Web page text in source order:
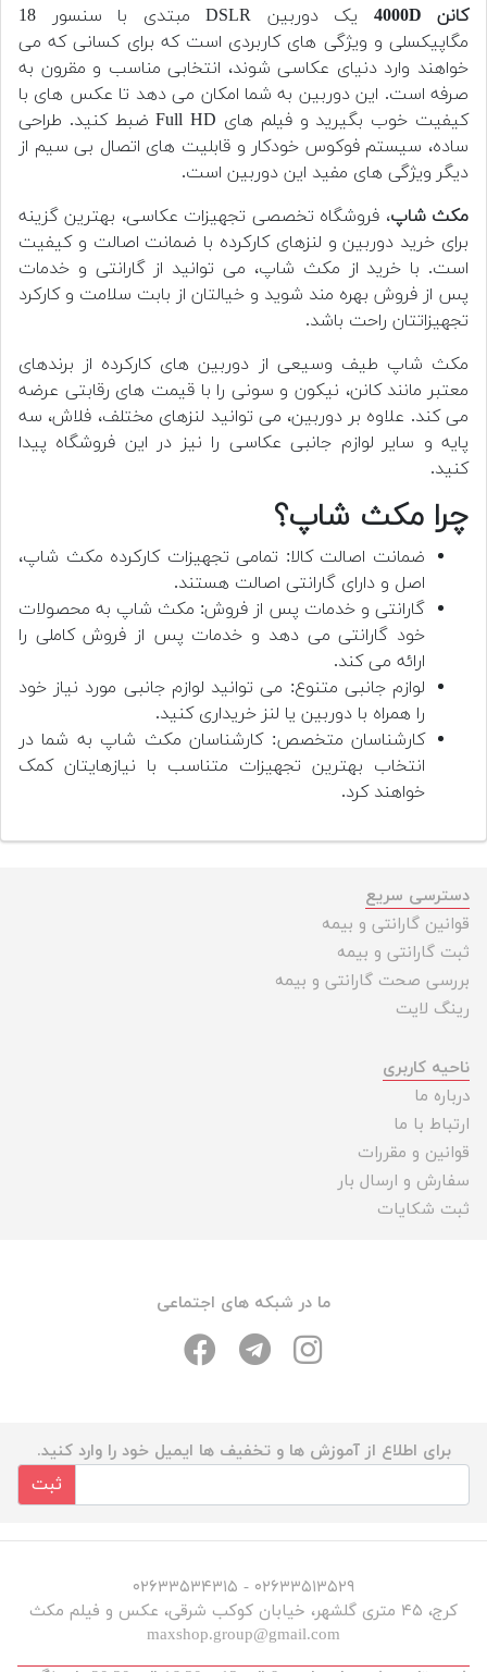
کانن 4000D
یک دوربین DSLR مبتدی با سنسور 18
مگاپیکسلی و ویژگی های کاربردی است که برای کسانی که می
خواهند وارد دنیای عکاسی شوند، انتخابی مناسب و مقرون به
صرفه است. این دوربین به شما امکان می دهد تا عکس های با
کیفیت خوب بگیرید و فیلم های Full HD ضبط کنید. طراحی
ساده، سیستم فوکوس خودکار و قابلیت های اتصال بی سیم از
دیگر ویژگی های مفید این دوربین است.
مکث شاپ، فروشگاه تخصصی تجهیزات عکاسی، بهترین گزینه
برای خرید دوربین و لنزهای کارکرده با ضمانت اصالت و کیفیت
است. با خرید از مکث شاپ، می توانید از گارانتی و خدمات
پس از فروش بهره مند شوید و خیالتان از بابت سلامت و کارکرد
تجهیزاتتان راحت باشد.
مکث شاپ طیف وسیعی از دوربین های کارکرده از برندهای
معتبر مانند کانن، نیکون و سونی را با قیمت های رقابتی عرضه
می کند. علاوه بر دوربین، می توانید لنزهای مختلف، فلاش، سه
پایه و سایر لوازم جانبی عکاسی را نیز در این فروشگاه پیدا
کنید.
چرا مکث شاپ؟
ضمانت اصالت کالا: تمامی تجهیزات کارکرده مکث شاپ،
اصل و دارای گارانتی اصالت هستند.
گارانتی و خدمات پس از فروش: مکث شاپ به محصولات
خود گارانتی می دهد و خدمات پس از فروش کاملی را
ارائه می کند.
لوازم جانبی متنوع: می توانید لوازم جانبی مورد نیاز خود
را همراه با دوربین یا لنز خریداری کنید.
کارشناسان متخصص: کارشناسان مکث شاپ به شما در
انتخاب بهترین تجهیزات متناسب با نیازهایتان کمک
خواهند کرد.
دسترسی سریع
قوانین گارانتی و بیمه
ثبت گارانتی و بیمه
بررسی صحت گارانتی و بیمه
رینگ لایت
ناحیه کاربری
درباره ما
ارتباط با ما
قوانین و مقررات
سفارش و ارسال بار
ثبت شکایات
ما در شبکه های اجتماعی
برای اطلاع از آموزش ها و تخفیف ها ایمیل خود را وارد کنید.
ثبت
۰۲۶۳۳۵۱۳۵۲۹ - ۰۲۶۳۳۵۳۴۳۱۵
کرج، ۴۵ متری گلشهر، خیابان کوکب شرقی، عکس و فیلم مکث
maxshop.group@gmail.com